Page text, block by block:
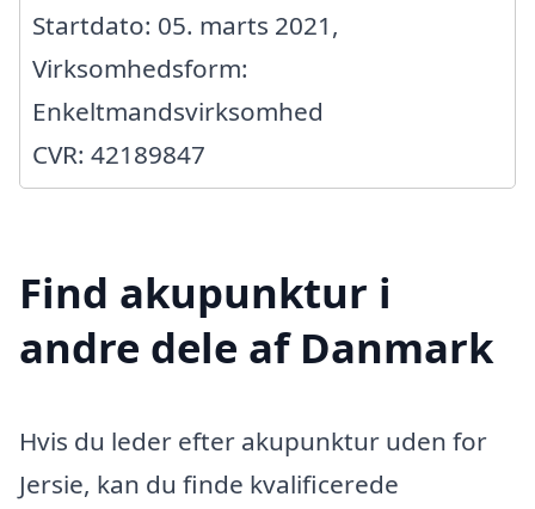
Startdato: 05. marts 2021,
Virksomhedsform:
Enkeltmandsvirksomhed
CVR: 42189847
Find akupunktur i
andre dele af Danmark
Hvis du leder efter akupunktur uden for
Jersie, kan du finde kvalificerede